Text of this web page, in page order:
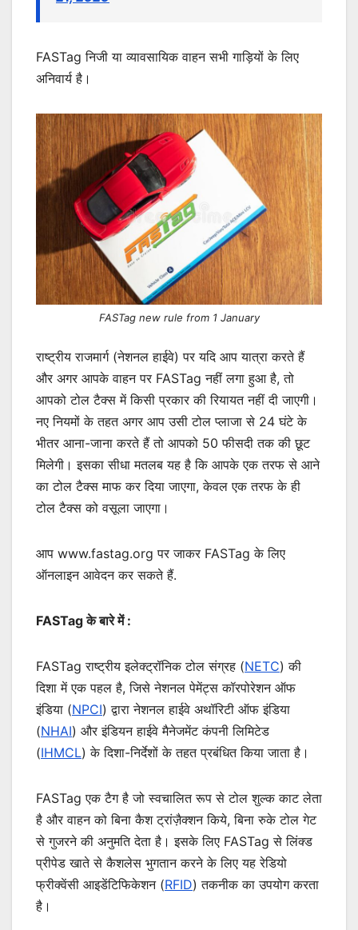
FASTag निजी या व्यावसायिक वाहन सभी गाड़ियों के लिए
अनिवार्य है।
FASTag new rule from 1 January
राष्ट्रीय राजमार्ग (नेशनल हाईवे) पर यदि आप यात्रा करते हैं
और अगर आपके वाहन पर FASTag नहीं लगा हुआ है, तो
आपको टोल टैक्स में किसी प्रकार की रियायत नहीं दी जाएगी।
नए नियमों के तहत अगर आप उसी टोल प्लाजा से 24 घंटे के
भीतर आना-जाना करते हैं तो आपको 50 फीसदी तक की छूट
मिलेगी। इसका सीधा मतलब यह है कि आपके एक तरफ से आने
का टोल टैक्स माफ कर दिया जाएगा, केवल एक तरफ के ही
टोल टैक्स को वसूला जाएगा।
आप www.fastag.org पर जाकर FASTag के लिए
ऑनलाइन आवेदन कर सकते हैं.
FASTag के बारे में :
FASTag राष्ट्रीय इलेक्ट्रॉनिक टोल संग्रह (NETC) की
दिशा में एक पहल है, जिसे नेशनल पेमेंट्स कॉरपोरेशन ऑफ
इंडिया (NPCI) द्वारा नेशनल हाईवे अथॉरिटी ऑफ इंडिया
(NHAI) और इंडियन हाईवे मैनेजमेंट कंपनी लिमिटेड
(IHMCL) के दिशा-निर्देशों के तहत प्रबंधित किया जाता है।
FASTag एक टैग है जो स्वचालित रूप से टोल शुल्क काट लेता
है और वाहन को बिना कैश ट्रांज़ैक्शन किये, बिना रुके टोल गेट
से गुजरने की अनुमति देता है। इसके लिए FASTag से लिंक्ड
प्रीपेड खाते से कैशलेस भुगतान करने के लिए यह रेडियो
फ्रीक्वेंसी आइडेंटिफिकेशन (RFID) तकनीक का उपयोग करता
है।